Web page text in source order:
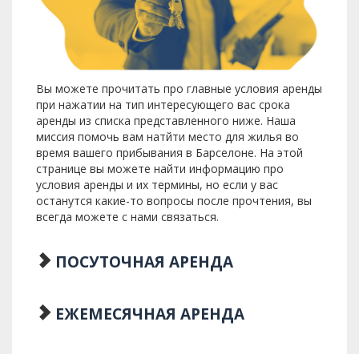
Вы можете прочитать про главные условия аренды
при нажатии на тип интересующего вас срока
аренды из списка представленного ниже. Наша
миссия помочь вам натйти место для жилья во
время вашего прибывания в Барселоне. На этой
странице вы можете найти информацию про
условия аренды и их термины, но если у вас
останутся какие-то вопросы после прочтения, вы
всегда можете с нами связаться.
ПОСУТОЧНАЯ АРЕНДА
ЕЖЕМЕСЯЧНАЯ АРЕНДА